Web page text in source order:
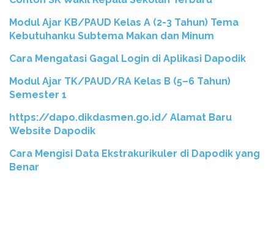
Modul Ajar KB/PAUD Kelas A (2-3 Tahun) Tema
Kebutuhanku Subtema Makan dan Minum
Cara Mengatasi Gagal Login di Aplikasi Dapodik
Modul Ajar TK/PAUD/RA Kelas B (5–6 Tahun)
Semester 1
https://dapo.dikdasmen.go.id/ Alamat Baru
Website Dapodik
Cara Mengisi Data Ekstrakurikuler di Dapodik yang
Benar